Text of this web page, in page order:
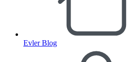
Evler Blog